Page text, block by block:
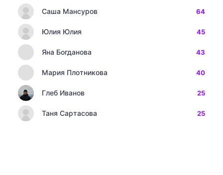
Саша Мансуров 64
Юлия Юлия 45
Яна Богданова 43
Мария Плотникова 40
Глеб Иванов 25
Таня Сартасова 25